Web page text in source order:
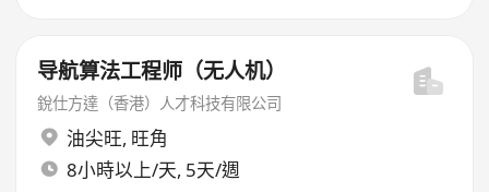
导航算法工程师（无人机）
銳仕方達（香港）人才科技有限公司
油尖旺, 旺角
8小時以上/天, 5天/週